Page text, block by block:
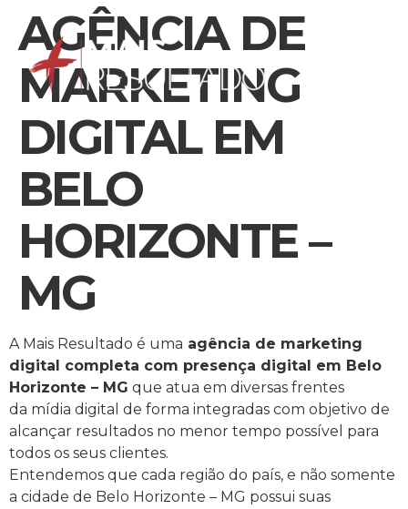
AGÊNCIA DE
MARKETING
DIGITAL EM
BELO
HORIZONTE –
MG
A Mais Resultado é uma agência de marketing
digital completa com presença digital em Belo
Horizonte – MG que atua em diversas frentes
da mídia digital de forma integradas com objetivo de
alcançar resultados no menor tempo possível para
todos os seus clientes.
Entendemos que cada região do país, e não somente
a cidade de Belo Horizonte – MG possui suas